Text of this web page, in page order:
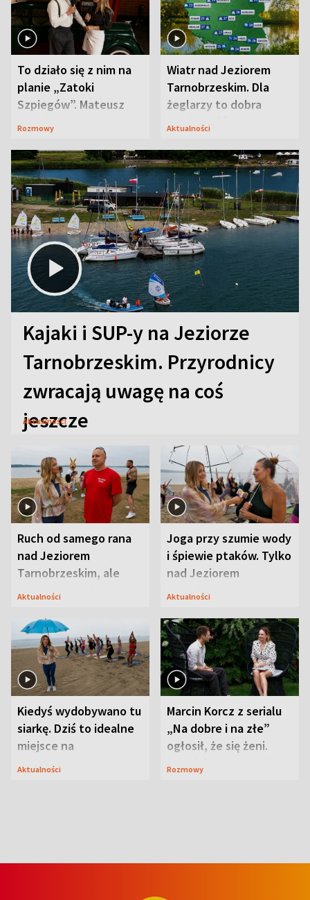
To działo się z nim na
planie „Zatoki
Szpiegów”. Mateusz
Janicki odsłonił
Rozmowy
Wiatr nad Jeziorem
Tarnobrzeskim. Dla
żeglarzy to dobra
wiadomość
Aktualności
Kajaki i SUP-y na Jeziorze
Tarnobrzeskim. Przyrodnicy
zwracają uwagę na coś
jeszcze
Aktualności
Ruch od samego rana
nad Jeziorem
Tarnobrzeskim, ale
ważna jest jedna
Aktualności
Joga przy szumie wody
i śpiewie ptaków. Tylko
nad Jeziorem
Tarnobrzeskim
Aktualności
Kiedyś wydobywano tu
siarkę. Dziś to idealne
miejsce na
wypoczynek
Aktualności
Marcin Korcz z serialu
„Na dobre i na złe”
ogłosił, że się żeni.
Zdradził, co zmienił
Rozmowy